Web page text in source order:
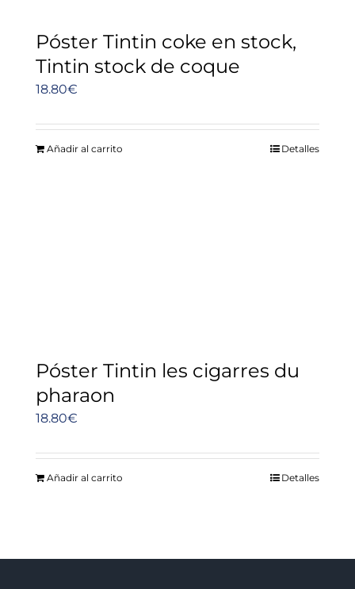
Póster Tintin coke en stock,
Tintin stock de coque
18.80€
Añadir al carrito Detalles
Póster Tintin les cigarres du
pharaon
18.80€
Añadir al carrito Detalles